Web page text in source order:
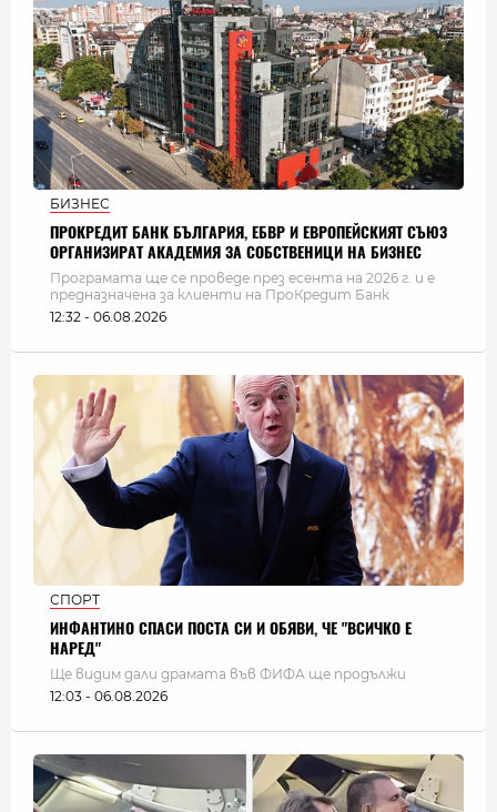
БИЗНЕС
ПРОКРЕДИТ БАНК БЪЛГАРИЯ, ЕБВР И ЕВРОПЕЙСКИЯТ СЪЮЗ
ОРГАНИЗИРАТ АКАДЕМИЯ ЗА СОБСТВЕНИЦИ НА БИЗНЕС
Програмата ще се проведе през есента на 2026 г. и е
предназначена за клиенти на ПроКредит Банк
12:32 - 06.08.2026
СПОРТ
ИНФАНТИНО СПАСИ ПОСТА СИ И ОБЯВИ, ЧЕ "ВСИЧКО Е
НАРЕД"
Ще видим дали драмата във ФИФА ще продължи
12:03 - 06.08.2026